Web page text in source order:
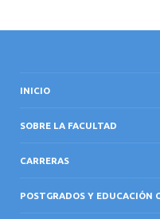
INICIO
SOBRE LA FACULTAD
CARRERAS
POSTGRADOS Y EDUCACIÓN